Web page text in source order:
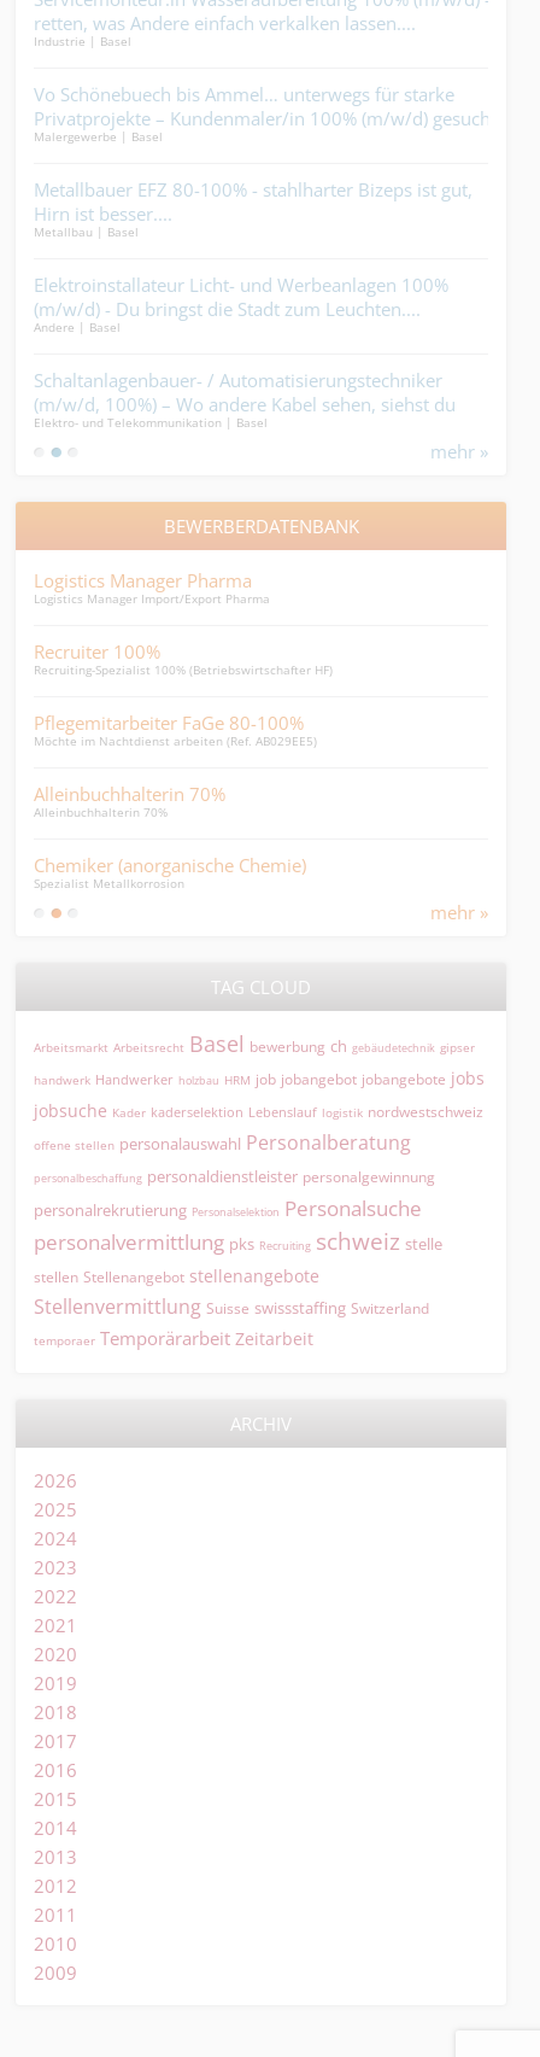
retten, was Andere einfach verkalken lassen....
Industrie | Basel
Vo Schönebuech bis Ammel… unterwegs für starke
Privatprojekte – Kundenmaler/in 100% (m/w/d) gesucht.
Malergewerbe | Basel
Metallbauer EFZ 80-100% - stahlharter Bizeps ist gut,
Hirn ist besser....
Metallbau | Basel
Elektroinstallateur Licht- und Werbeanlagen 100%
(m/w/d) - Du bringst die Stadt zum Leuchten....
Andere | Basel
Schaltanlagenbauer- / Automatisierungstechniker
(m/w/d, 100%) – Wo andere Kabel sehen, siehst du
Magie....
Elektro- und Telekommunikation | Basel
mehr »
BEWERBERDATENBANK
Logistics Manager Pharma
Logistics Manager Import/Export Pharma
Recruiter 100%
Recruiting-Spezialist 100% (Betriebswirtschafter HF)
Pflegemitarbeiter FaGe 80-100%
Möchte im Nachtdienst arbeiten (Ref. AB029EE5)
Alleinbuchhalterin 70%
Alleinbuchhalterin 70%
Chemiker (anorganische Chemie)
Spezialist Metallkorrosion
mehr »
TAG CLOUD
Arbeitsmarkt Arbeitsrecht Basel bewerbung ch gebäudetechnik gipser
handwerk Handwerker holzbau HRM job jobangebot jobangebote jobs
jobsuche Kader kaderselektion Lebenslauf logistik nordwestschweiz
offene stellen personalauswahl Personalberatung
personalbeschaffung personaldienstleister personalgewinnung
personalrekrutierung Personalselektion Personalsuche
personalvermittlung pks Recruiting schweiz stelle
stellen Stellenangebot stellenangebote
Stellenvermittlung Suisse swissstaffing Switzerland
temporaer Temporärarbeit Zeitarbeit
ARCHIV
2026
2025
2024
2023
2022
2021
2020
2019
2018
2017
2016
2015
2014
2013
2012
2011
2010
2009